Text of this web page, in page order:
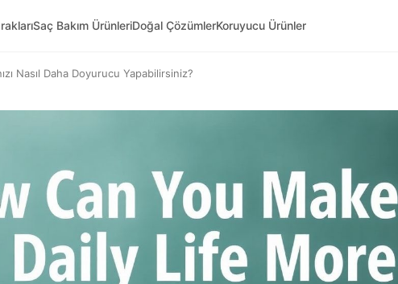
Saç Bakım ÜrünleriDoğal ÇözümlerKoruyucu Ürünler
Nasıl Daha Doyurucu Yapabilirsiniz?